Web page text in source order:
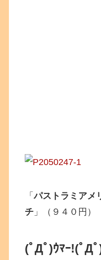
「パストラミアメ
チ 」（９４０円）
(ﾟДﾟ)ｳﾏｰ!(ﾟДﾟ